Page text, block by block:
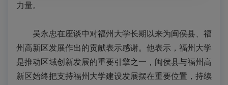
力量。
吴永忠在座谈中对福州大学长期以来为闽侯县、福
州高新区发展作出的贡献表示感谢。他表示，福州大学
是推动区域创新发展的重要引擎之一，闽侯县与福州高
新区始终把支持福州大学建设发展摆在重要位置，持续